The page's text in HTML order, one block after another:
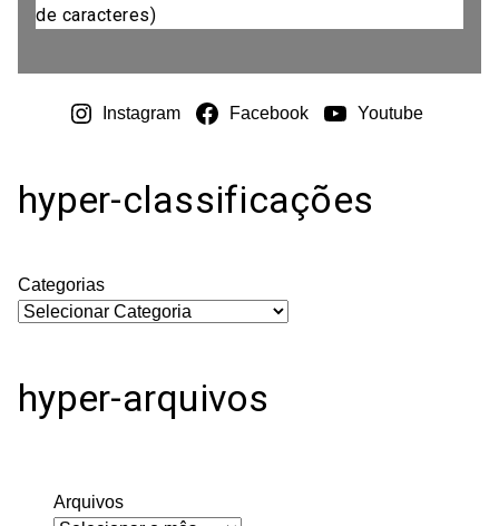
de caracteres)
Instagram Facebook Youtube
hyper-classificações
Categorias
hyper-arquivos
Arquivos